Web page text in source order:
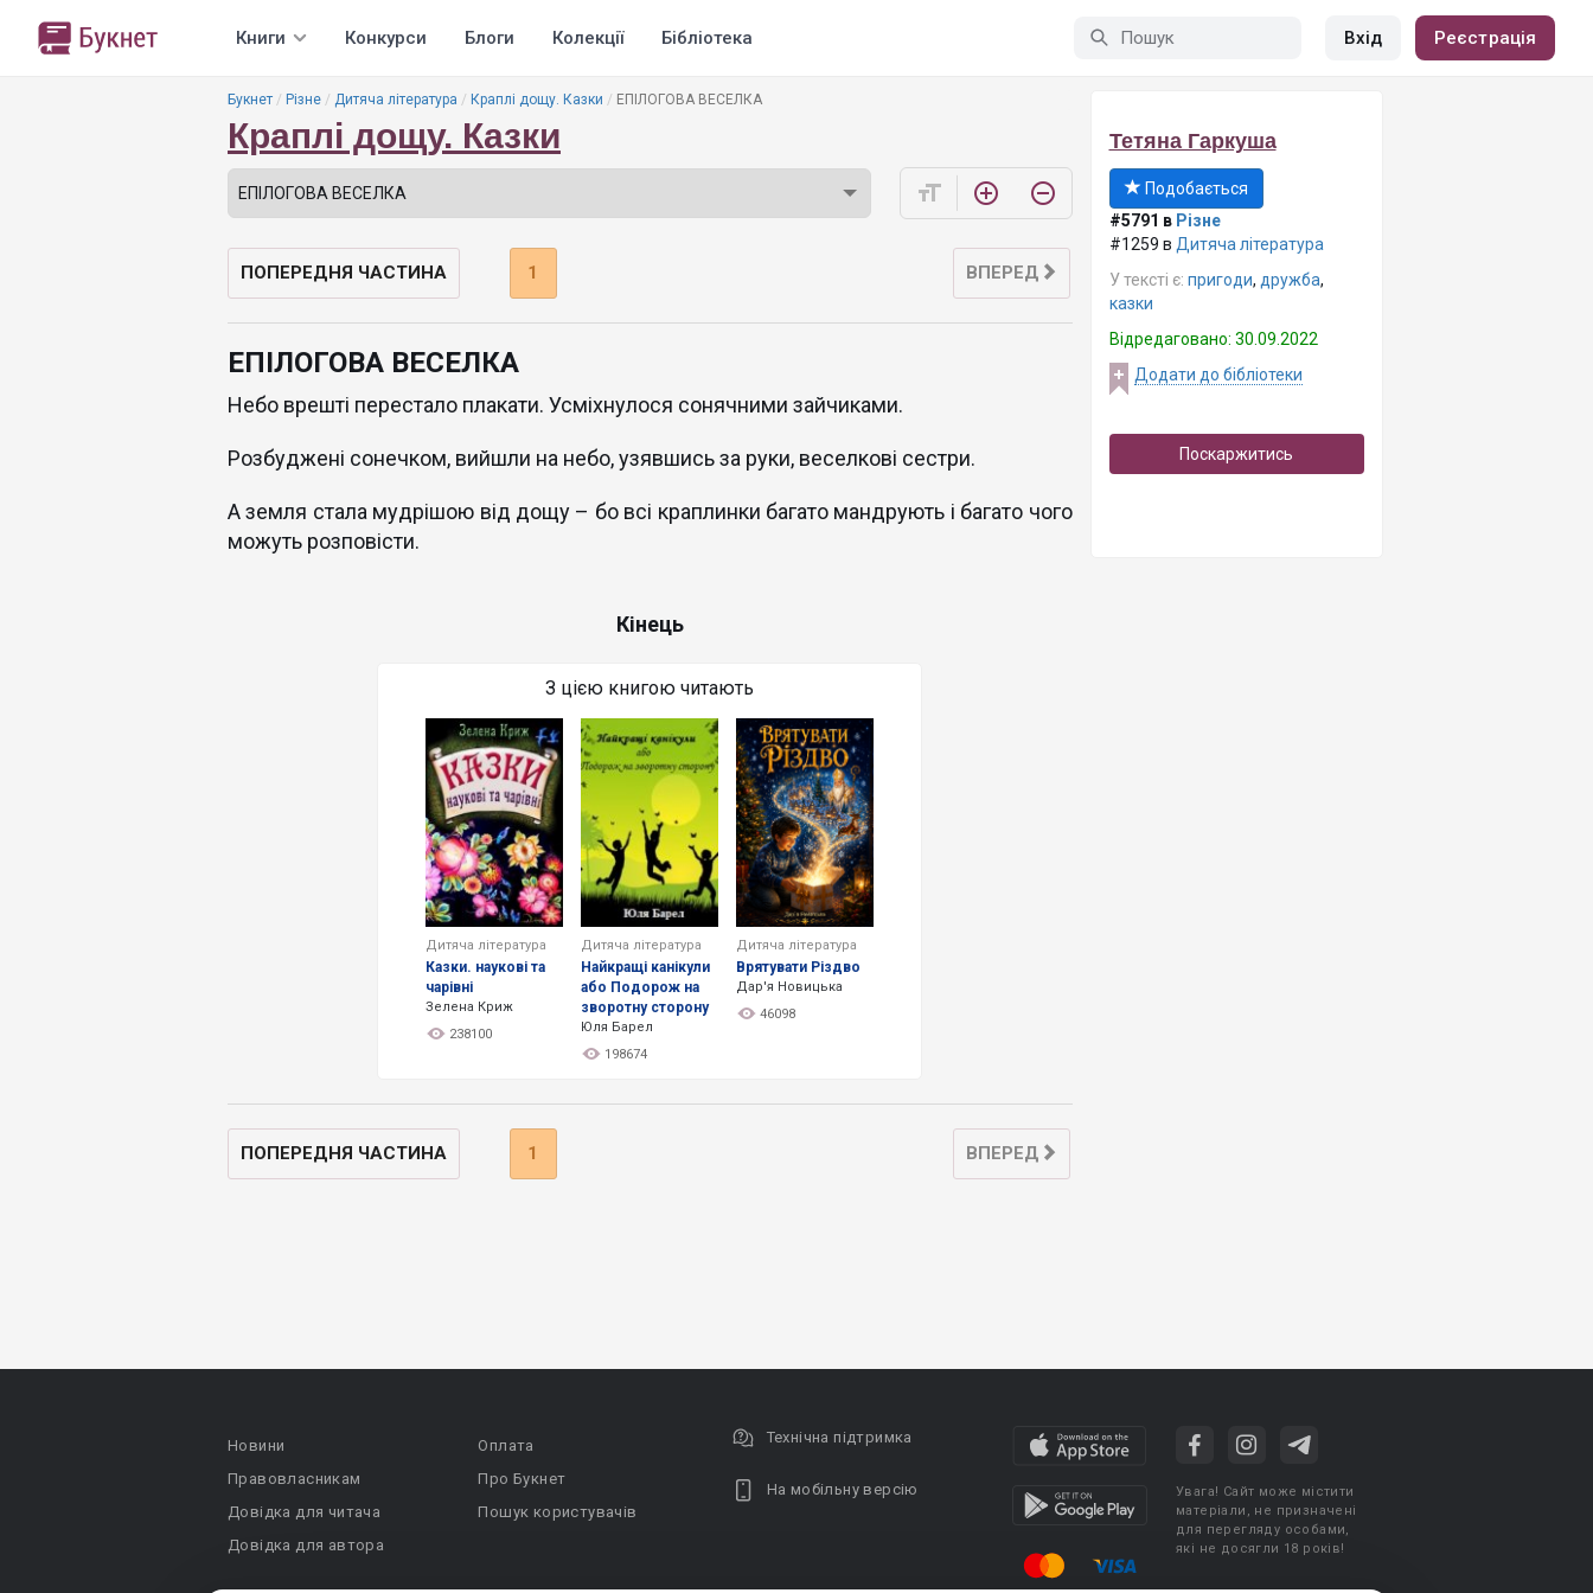
Книги Конкурси Блоги Колекції Бібліотека Вхід Реєстрація
Букнет Різне Дитяча література Краплі дощу. Казки ЕПІЛОГОВА ВЕСЕЛКА
Краплі дощу. Казки
format_size add_circle_outline remove_circle_outline
ПОПЕРЕДНЯ ЧАСТИНА 1 ВПЕРЕД
ЕПІЛОГОВА ВЕСЕЛКА
Небо врешті перестало плакати. Усміхнулося сонячними зайчиками.
Розбуджені сонечком, вийшли на небо, узявшись за руки, веселкові сестри.
А земля стала мудрішою від дощу – бо всі краплинки багато мандрують і багато чого
можуть розповісти.
Кінець
З цією книгою читають
Дитяча література
Казки. наукові та
чарівні
Зелена Криж
238100
Дитяча література
Найкращі канікули
або Подорож на
зворотну сторону
Юля Барел
198674
Дитяча література
Врятувати Різдво
Дар'я Новицька
46098
ПОПЕРЕДНЯ ЧАСТИНА 1 ВПЕРЕД
Тетяна Гаркуша
Подобається
#5791 в Різне
#1259 в Дитяча література
У тексті є: пригоди, дружба,
казки
Відредаговано: 30.09.2022
Додати до бібліотеки
Поскаржитись
Новини
Правовласникам
Довідка для читача
Довідка для автора
Оплата
Про Букнет
Пошук користувачів
Технічна підтримка
На мобільну версію
Увага! Сайт може містити
матеріали, не призначені
для перегляду особами,
які не досягли 18 років!